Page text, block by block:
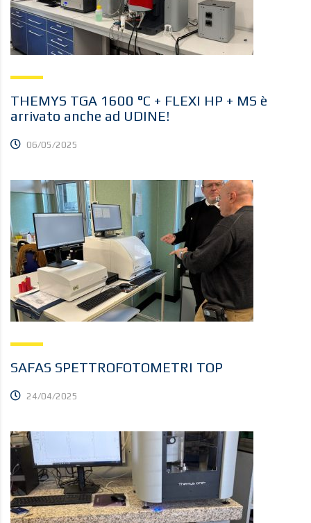
THEMYS TGA 1600 °C + FLEXI HP + MS è
arrivato anche ad UDINE!
06/05/2025
SAFAS SPETTROFOTOMETRI TOP
24/04/2025